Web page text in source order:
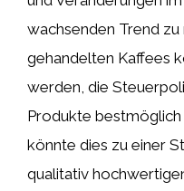
wachsenden Trend
gehandelten Kaffees
werden, die
Produkte
könnte dies zu einer
qualitativ